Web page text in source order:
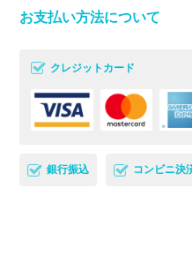
お支払い方法について
クレジットカード
銀行振込 コンビニ決